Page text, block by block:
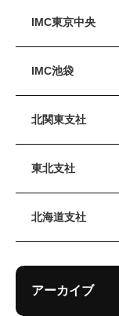
IMC東京中央
IMC池袋
北関東支社
東北支社
北海道支社
アーカイブ